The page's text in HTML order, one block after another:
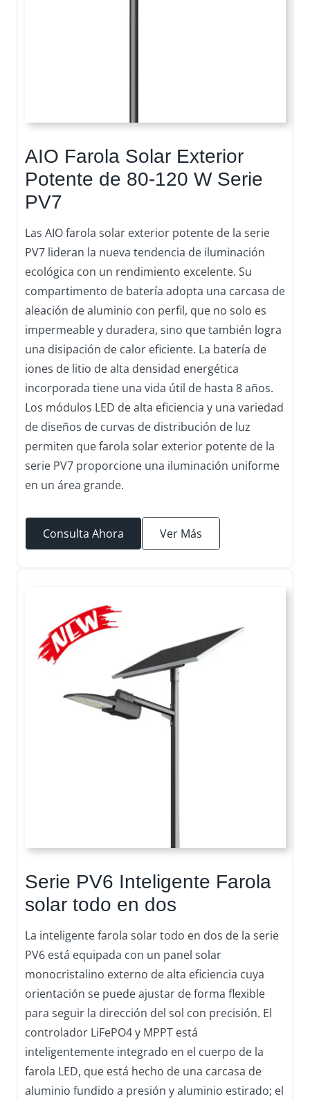
AIO Farola Solar Exterior
Potente de 80-120 W Serie
PV7
Las AIO farola solar exterior potente de la serie
PV7 lideran la nueva tendencia de iluminación
ecológica con un rendimiento excelente. Su
compartimento de batería adopta una carcasa de
aleación de aluminio con perfil, que no solo es
impermeable y duradera, sino que también logra
una disipación de calor eficiente. La batería de
iones de litio de alta densidad energética
incorporada tiene una vida útil de hasta 8 años.
Los módulos LED de alta eficiencia y una variedad
de diseños de curvas de distribución de luz
permiten que farola solar exterior potente de la
serie PV7 proporcione una iluminación uniforme
en un área grande.
Consulta Ahora Ver Más
Serie PV6 Inteligente Farola
solar todo en dos
La inteligente farola solar todo en dos de la serie
PV6 está equipada con un panel solar
monocristalino externo de alta eficiencia cuya
orientación se puede ajustar de forma flexible
para seguir la dirección del sol con precisión. El
controlador LiFePO4 y MPPT está
inteligentemente integrado en el cuerpo de la
farola LED, que está hecho de una carcasa de
aluminio fundido a presión y aluminio estirado; el